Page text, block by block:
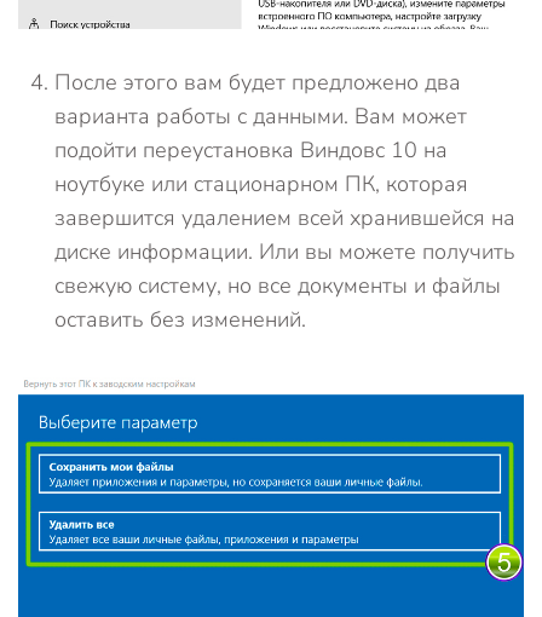
После этого вам будет предложено два
варианта работы с данными. Вам может
подойти переустановка Виндовс 10 на
ноутбуке или стационарном ПК, которая
завершится удалением всей хранившейся на
диске информации. Или вы можете получить
свежую систему, но все документы и файлы
оставить без изменений.